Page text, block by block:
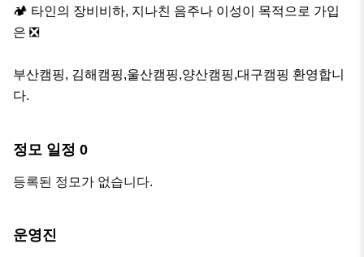
🏕 타인의 장비비하, 지나친 음주나 이성이 목적으로 가입
은 ❎
부산캠핑, 김해캠핑,울산캠핑,양산캠핑,대구캠핑 환영합니
다.
정모 일정 0
등록된 정모가 없습니다.
운영진